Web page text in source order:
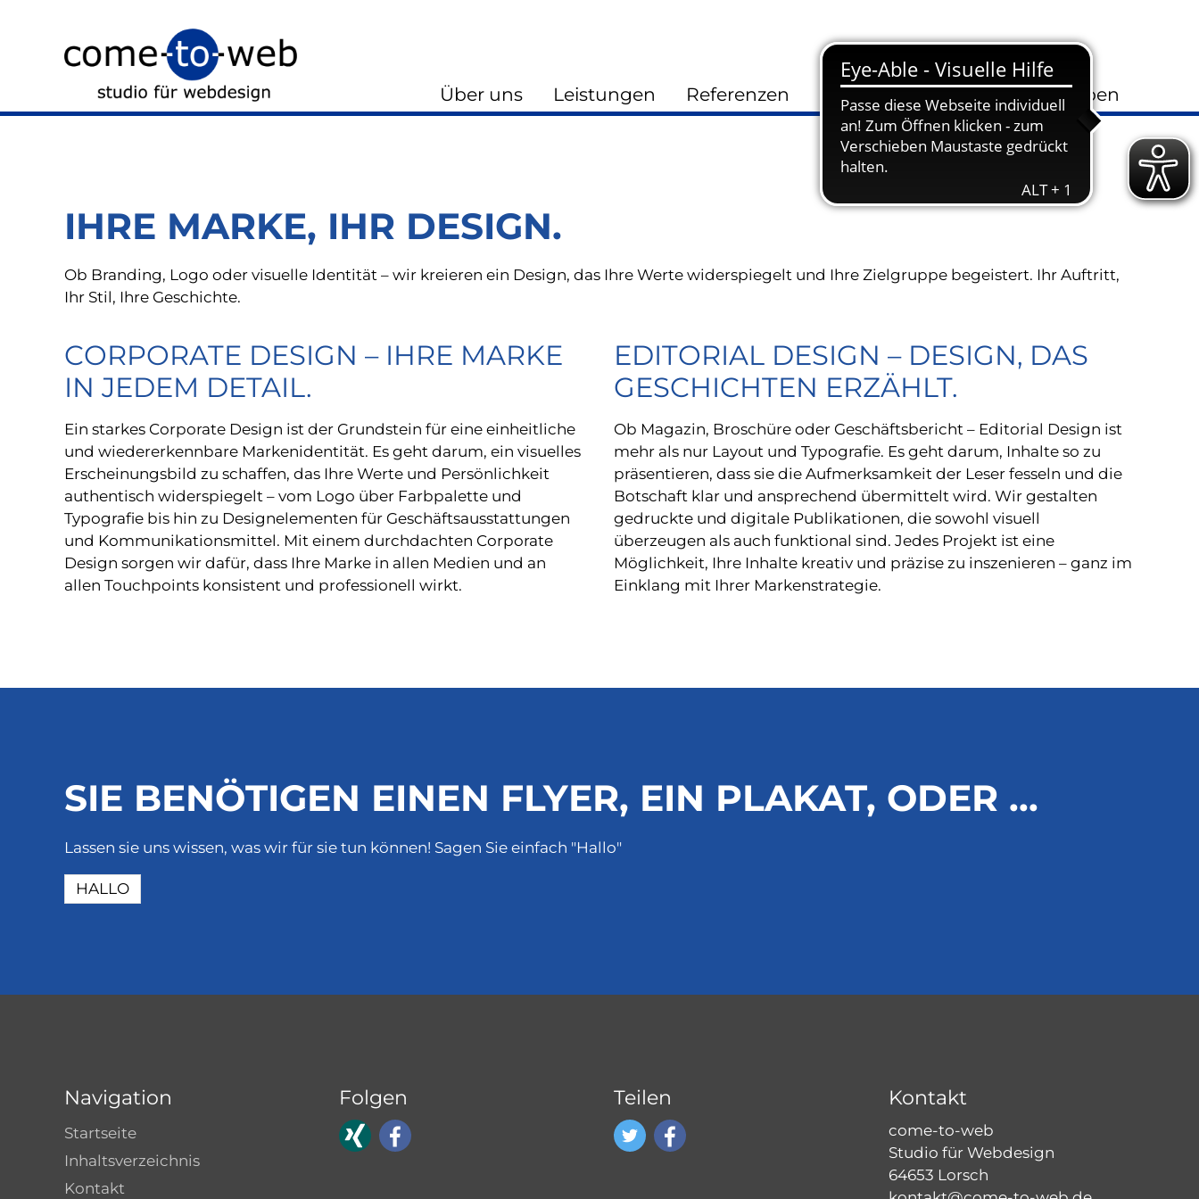
Über uns Leistungen Referenzen Kontakt Gesetzliche Vorgaben
IHRE MARKE, IHR DESIGN.
Ob Branding, Logo oder visuelle Identität – wir kreieren ein Design, das Ihre Werte widerspiegelt und Ihre Zielgruppe begeistert. Ihr Auftritt,
Ihr Stil, Ihre Geschichte.
CORPORATE DESIGN – IHRE MARKE
IN JEDEM DETAIL.
Ein starkes Corporate Design ist der Grundstein für eine einheitliche
und wiedererkennbare Markenidentität. Es geht darum, ein visuelles
Erscheinungsbild zu schaffen, das Ihre Werte und Persönlichkeit
authentisch widerspiegelt – vom Logo über Farbpalette und
Typografie bis hin zu Designelementen für Geschäftsausstattungen
und Kommunikationsmittel. Mit einem durchdachten Corporate
Design sorgen wir dafür, dass Ihre Marke in allen Medien und an
allen Touchpoints konsistent und professionell wirkt.
EDITORIAL DESIGN – DESIGN, DAS
GESCHICHTEN ERZÄHLT.
Ob Magazin, Broschüre oder Geschäftsbericht – Editorial Design ist
mehr als nur Layout und Typografie. Es geht darum, Inhalte so zu
präsentieren, dass sie die Aufmerksamkeit der Leser fesseln und die
Botschaft klar und ansprechend übermittelt wird. Wir gestalten
gedruckte und digitale Publikationen, die sowohl visuell
überzeugen als auch funktional sind. Jedes Projekt ist eine
Möglichkeit, Ihre Inhalte kreativ und präzise zu inszenieren – ganz im
Einklang mit Ihrer Markenstrategie.
SIE BENÖTIGEN EINEN FLYER, EIN PLAKAT, ODER ...
Lassen sie uns wissen, was wir für sie tun können! Sagen Sie einfach "Hallo"
HALLO
Navigation
Startseite
Inhaltsverzeichnis
Kontakt
Folgen Teilen Kontakt
come-to-web
Studio für Webdesign
64653 Lorsch